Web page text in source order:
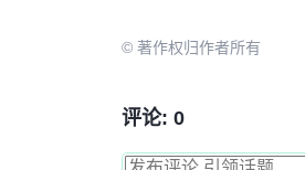
© 著作权归作者所有
评论: 0